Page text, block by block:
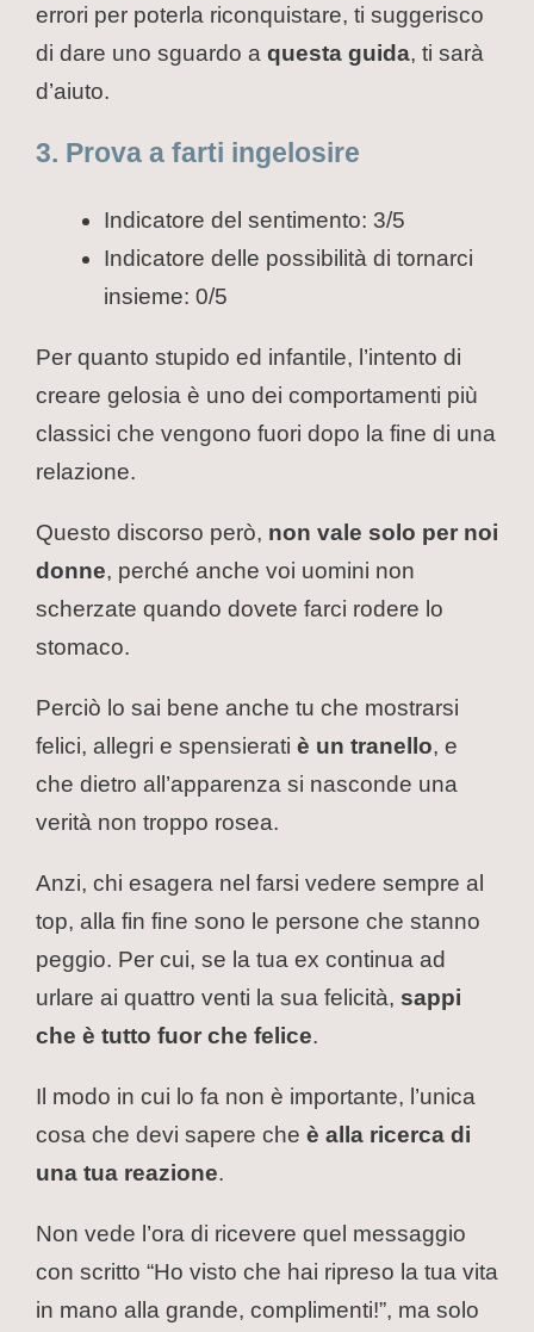
errori per poterla riconquistare, ti suggerisco
di dare uno sguardo a questa guida, ti sarà
d’aiuto.
3. Prova a farti ingelosire
Indicatore del sentimento: 3/5
Indicatore delle possibilità di tornarci
insieme: 0/5
Per quanto stupido ed infantile, l’intento di
creare gelosia è uno dei comportamenti più
classici che vengono fuori dopo la fine di una
relazione.
Questo discorso però, non vale solo per noi
donne, perché anche voi uomini non
scherzate quando dovete farci rodere lo
stomaco.
Perciò lo sai bene anche tu che mostrarsi
felici, allegri e spensierati è un tranello, e
che dietro all’apparenza si nasconde una
verità non troppo rosea.
Anzi, chi esagera nel farsi vedere sempre al
top, alla fin fine sono le persone che stanno
peggio. Per cui, se la tua ex continua ad
urlare ai quattro venti la sua felicità, sappi
che è tutto fuor che felice.
Il modo in cui lo fa non è importante, l’unica
cosa che devi sapere che è alla ricerca di
una tua reazione.
Non vede l’ora di ricevere quel messaggio
con scritto “Ho visto che hai ripreso la tua vita
in mano alla grande, complimenti!”, ma solo